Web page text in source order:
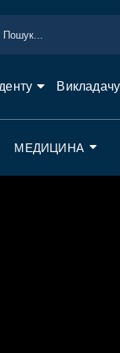
Викладачу
МЕДИЦИНА